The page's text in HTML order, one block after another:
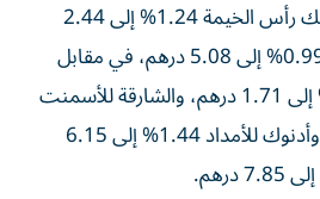
إلى 0.97 درهم، وسيراميك رأس الخيمة 1.24% إلى 2.44
درهم، وأبوظبي للموانئ 0.99% إلى 5.08 درهم، في مقابل
تراجع سهم بلدكو 2.84% إلى 1.71 درهم، والشارقة للأسمنت
2.54% إلى 1.15 درهم، وأدنوك للأمداد 1.44% إلى 6.15